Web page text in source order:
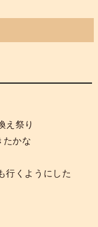
え祭り
たかな
行くようにした